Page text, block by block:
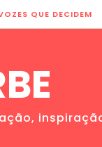
QUE DECIDEM